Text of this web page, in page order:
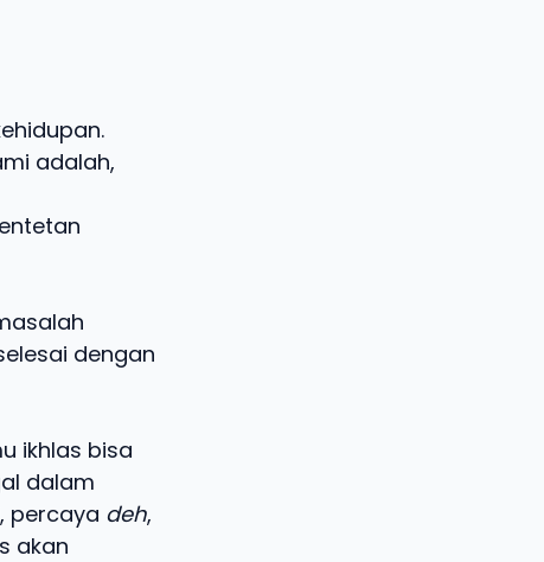
adalah,
dengan
ikhlas bisa
dalam
percaya deh,
akan